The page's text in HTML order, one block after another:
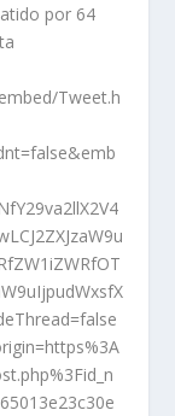
por 64
Tweet.h